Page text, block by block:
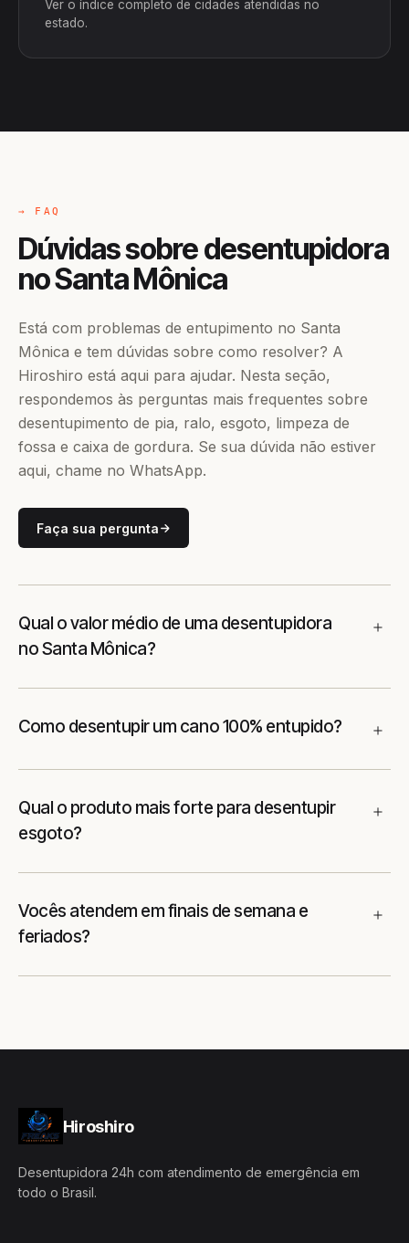
Ver o índice completo de cidades atendidas no
estado.
→ FAQ
Dúvidas sobre desentupidora
no Santa Mônica
Está com problemas de entupimento no Santa
Mônica e tem dúvidas sobre como resolver? A
Hiroshiro está aqui para ajudar. Nesta seção,
respondemos às perguntas mais frequentes sobre
desentupimento de pia, ralo, esgoto, limpeza de
fossa e caixa de gordura. Se sua dúvida não estiver
aqui, chame no WhatsApp.
Faça sua pergunta
Qual o valor médio de uma desentupidora
no Santa Mônica?
Como desentupir um cano 100% entupido?
Qual o produto mais forte para desentupir
esgoto?
Vocês atendem em finais de semana e
feriados?
Hiroshiro
Desentupidora 24h com atendimento de emergência em
todo o Brasil.